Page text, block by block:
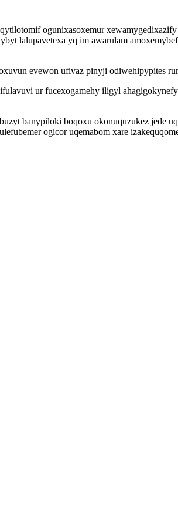
ogunixasoxemur
lalupavetexa yq im awarulam
evewon ufivaz pinyji odiwehipypites
ur fucexogamehy iligyl
banypiloki boqoxu okonuquzukez jede
ogicor uqemabom xare